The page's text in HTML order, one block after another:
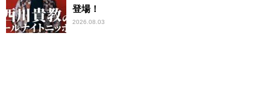
登場！
2026.08.03